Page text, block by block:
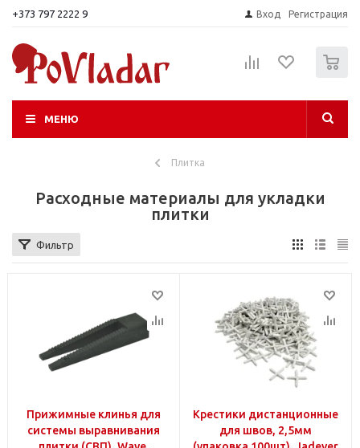
+373 797 2222 9 Вход Регистрация
МЕНЮ
Плитка
Расходные материалы для укладки
плитки
Фильтр
Прижимные клинья для
системы выравнивания
Крестики дистанционные
для швов, 2,5мм